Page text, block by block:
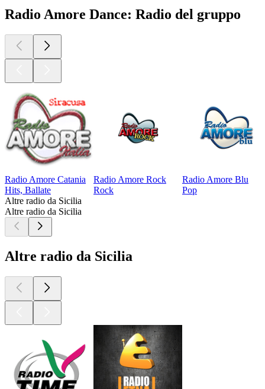
Radio Amore Dance: Radio del gruppo
Radio Amore Catania
Hits, Ballate
Radio Amore Rock
Rock
Radio Amore Blu
Pop
Altre radio da Sicilia
Altre radio da Sicilia
Altre radio da Sicilia